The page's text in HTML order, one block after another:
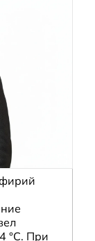
°C. При